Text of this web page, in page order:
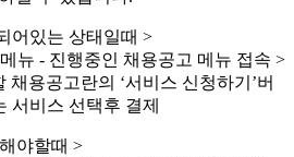
어있는 상태일때 >
뉴 - 진행중인 채용공고 메뉴 접속 >
용공고란의 ‘서비스 신청하기’버
서비스 선택후 결제
야할때 >